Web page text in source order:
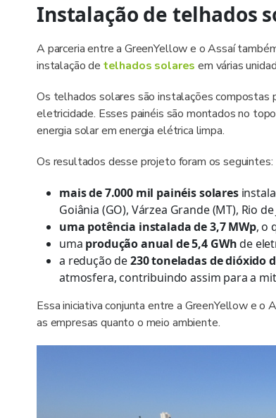
Instalação de telhados
A parceria entre a GreenYellow e o Assaí
instalação de telhados solares em várias
Os telhados solares são instalações compostas
eletricidade. Esses painéis são montados no
energia solar em energia elétrica limpa.
Os resultados desse projeto foram os seguintes:
mais de 7.000 mil painéis solares
Goiânia (GO), Várzea Grande (MT), Rio de
uma potência instalada de 3,7 MWp, o
uma produção anual de 5,4 GWhde
a redução de230 toneladas de dióxido
atmosfera, contribuindo assim para a
Essa iniciativa conjunta entre a GreenYellow e o
as empresas quanto o meio ambiente.